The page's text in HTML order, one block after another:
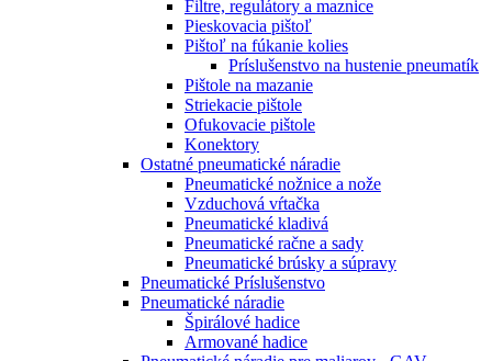
Filtre, regulátory a maznice
Pieskovacia pištoľ
Pištoľ na fúkanie kolies
Príslušenstvo na hustenie pneumatík
Pištole na mazanie
Striekacie pištole
Ofukovacie pištole
Konektory
Ostatné pneumatické náradie
Pneumatické nožnice a nože
Vzduchová vŕtačka
Pneumatické kladivá
Pneumatické račne a sady
Pneumatické brúsky a súpravy
Pneumatické Príslušenstvo
Pneumatické náradie
Špirálové hadice
Armované hadice